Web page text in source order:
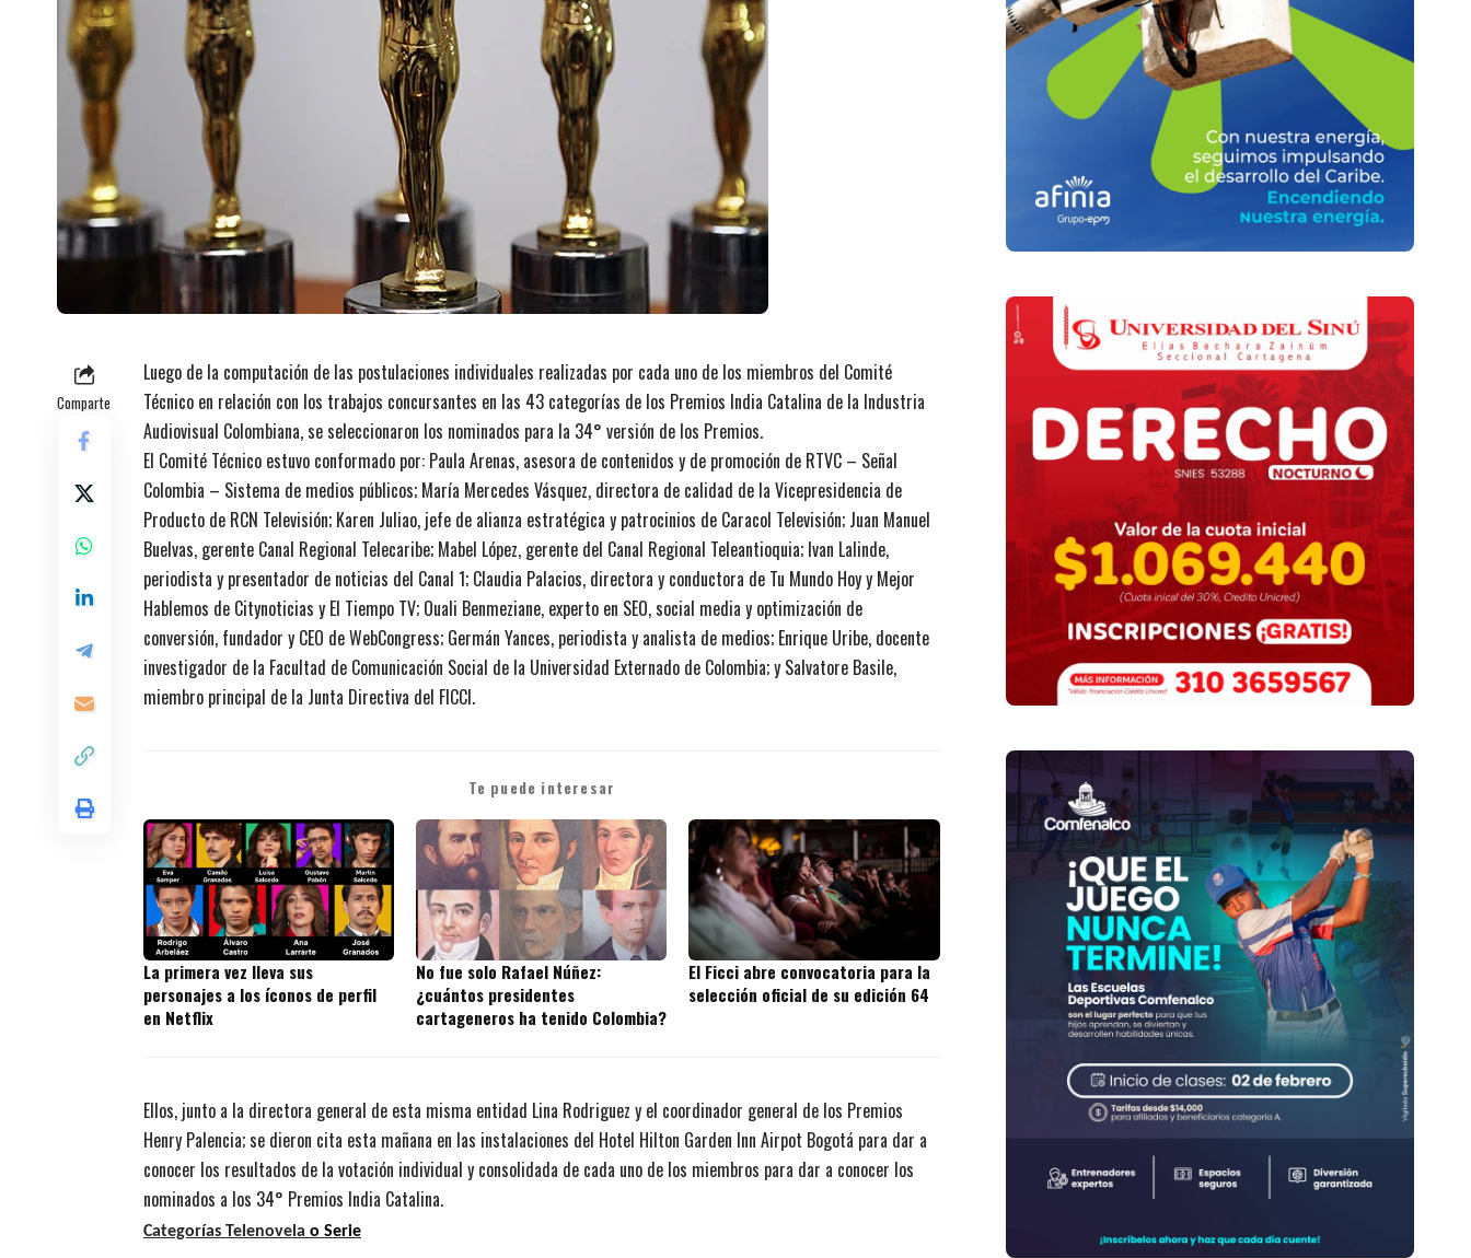
Comparte
Luego de la computación de las postulaciones individuales realizadas por cada uno de los miembros del Comité
Técnico en relación con los trabajos concursantes en las 43 categorías de los Premios India Catalina de la Industria
Audiovisual Colombiana, se seleccionaron los nominados para la 34° versión de los Premios.
El Comité Técnico estuvo conformado por: Paula Arenas, asesora de contenidos y de promoción de RTVC – Señal
Colombia – Sistema de medios públicos; María Mercedes Vásquez, directora de calidad de la Vicepresidencia de
Producto de RCN Televisión; Karen Juliao, jefe de alianza estratégica y patrocinios de Caracol Televisión; Juan Manuel
Buelvas, gerente Canal Regional Telecaribe; Mabel López, gerente del Canal Regional Teleantioquia; Ivan Lalinde,
periodista y presentador de noticias del Canal 1; Claudia Palacios, directora y conductora de Tu Mundo Hoy y Mejor
Hablemos de Citynoticias y El Tiempo TV; Ouali Benmeziane, experto en SEO, social media y optimización de
conversión, fundador y CEO de WebCongress; Germán Yances, periodista y analista de medios; Enrique Uribe, docente
investigador de la Facultad de Comunicación Social de la Universidad Externado de Colombia; y Salvatore Basile,
miembro principal de la Junta Directiva del FICCI.
Te puede interesar
La primera vez lleva sus
personajes a los íconos de perfil
en Netflix
No fue solo Rafael Núñez:
¿cuántos presidentes
cartageneros ha tenido Colombia?
El Ficci abre convocatoria para la
selección oficial de su edición 64
Ellos, junto a la directora general de esta misma entidad Lina Rodriguez y el coordinador general de los Premios
Henry Palencia; se dieron cita esta mañana en las instalaciones del Hotel Hilton Garden Inn Airpot Bogotá para dar a
conocer los resultados de la votación individual y consolidada de cada uno de los miembros para dar a conocer los
nominados a los 34° Premios India Catalina.
Categorías Telenovela o Serie